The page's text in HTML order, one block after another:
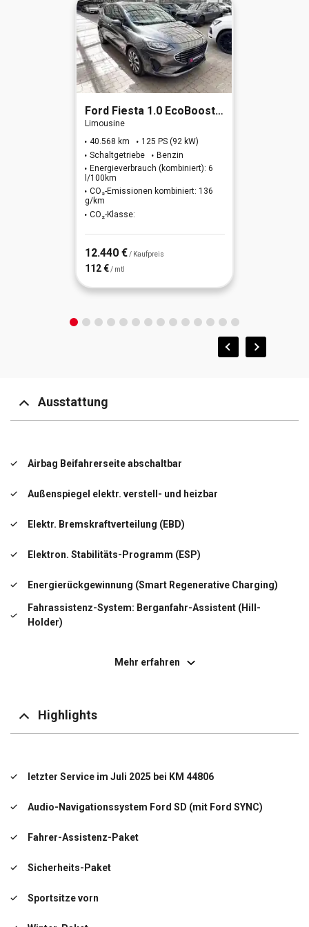
Ford Fiesta 1.0 EcoBoost Hybrid Titanium X (EURO 6d)
Limousine
40.568 km
125 PS (92 kW)
Schaltgetriebe
Benzin
Energieverbrauch (kombiniert): 6
l/100km
CO₂-Emissionen kombiniert: 136
g/km
CO₂-Klasse:
12.440 € / Kaufpreis
112 € / mtl
Ausstattung
Airbag Beifahrerseite abschaltbar
Außenspiegel elektr. verstell- und heizbar
Elektr. Bremskraftverteilung (EBD)
Elektron. Stabilitäts-Programm (ESP)
Energierückgewinnung (Smart Regenerative Charging)
Fahrassistenz-System: Berganfahr-Assistent (Hill-
Holder)
Komfortschließung
Klimaautomatik
Mehr erfahren
Highlights
letzter Service im Juli 2025 bei KM 44806
Audio-Navigationssystem Ford SD (mit Ford SYNC)
Fahrer-Assistenz-Paket
Sicherheits-Paket
Sportsitze vorn